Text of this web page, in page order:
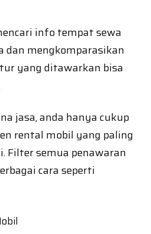
info tempat sewa
dan mengkomparasikan
yang ditawarkan bisa
jasa, anda hanya cukup
rental mobil yang paling
Filter semua penawaran
cara seperti